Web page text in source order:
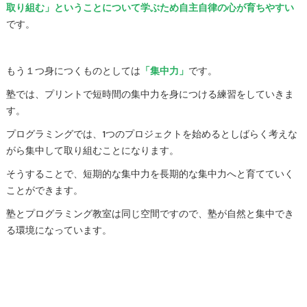
取り組む」ということについて学ぶため自主自律の心が育ちやすい
です。
もう１つ身につくものとしては 「集中力」 です。
塾では、プリントで短時間の集中力を身につける練習をしていきま
す。
プログラミングでは、1つのプロジェクトを始めるとしばらく考えな
がら集中して取り組むことになります。
そうすることで、短期的な集中力を長期的な集中力へと育てていく
ことができます。
塾とプログラミング教室は同じ空間ですので、塾が自然と集中でき
る環境になっています。